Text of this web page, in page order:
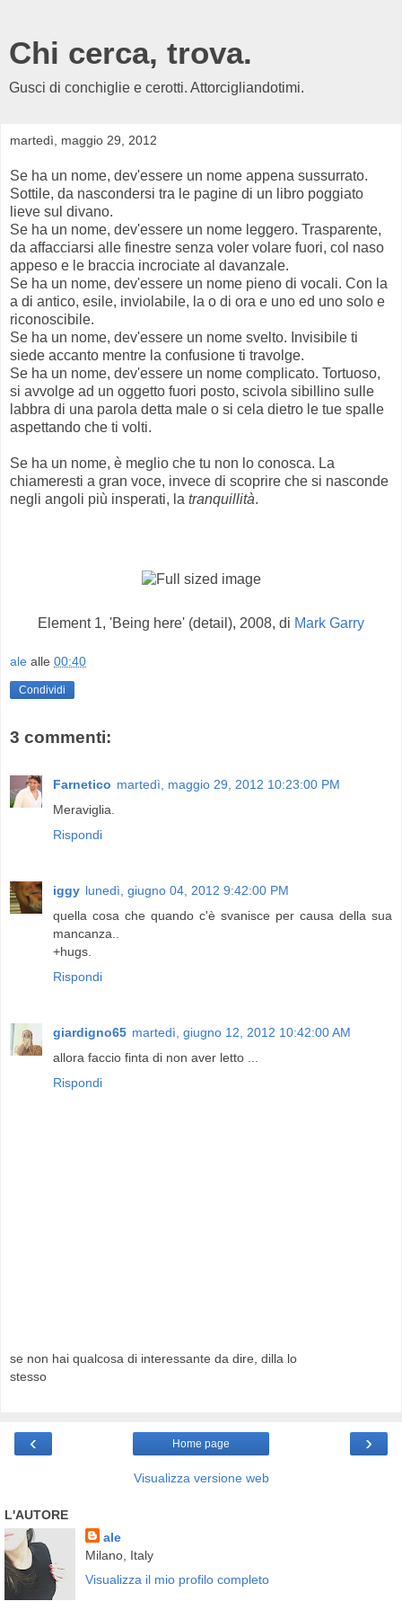
Chi cerca, trova.
Gusci di conchiglie e cerotti. Attorcigliandotimi.
martedì, maggio 29, 2012
Se ha un nome, dev'essere un nome appena sussurrato.
Sottile, da nascondersi tra le pagine di un libro poggiato
lieve sul divano.
Se ha un nome, dev'essere un nome leggero. Trasparente,
da affacciarsi alle finestre senza voler volare fuori, col naso
appeso e le braccia incrociate al davanzale.
Se ha un nome, dev'essere un nome pieno di vocali. Con la
a di antico, esile, inviolabile, la o di ora e uno ed uno solo e
riconoscibile.
Se ha un nome, dev'essere un nome svelto. Invisibile ti
siede accanto mentre la confusione ti travolge.
Se ha un nome, dev'essere un nome complicato. Tortuoso,
si avvolge ad un oggetto fuori posto, scivola sibillino sulle
labbra di una parola detta male o si cela dietro le tue spalle
aspettando che ti volti.
Se ha un nome, è meglio che tu non lo conosca. La
chiameresti a gran voce, invece di scoprire che si nasconde
negli angoli più insperati, la tranquillità.
Element 1, 'Being here' (detail), 2008, di Mark Garry
ale alle 00:40
Condividi
3 commenti:
Farnetico martedì, maggio 29, 2012 10:23:00 PM
Meraviglia.
Rispondi
iggy lunedì, giugno 04, 2012 9:42:00 PM
quella cosa che quando c'è svanisce per causa della sua
mancanza..
+hugs.
Rispondi
giardigno65 martedì, giugno 12, 2012 10:42:00 AM
allora faccio finta di non aver letto ...
Rispondi
se non hai qualcosa di interessante da dire, dilla lo
stesso
‹ ›
Home page
Visualizza versione web
L'AUTORE
ale
Milano, Italy
Visualizza il mio profilo completo